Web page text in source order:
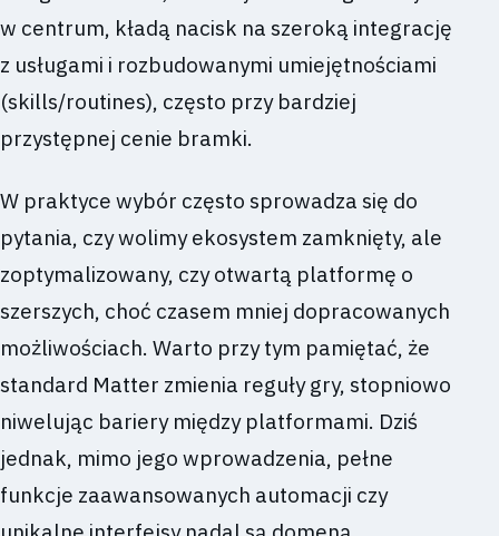
w centrum, kładą nacisk na szeroką integrację
z usługami i rozbudowanymi umiejętnościami
(skills/routines), często przy bardziej
przystępnej cenie bramki.
W praktyce wybór często sprowadza się do
pytania, czy wolimy ekosystem zamknięty, ale
zoptymalizowany, czy otwartą platformę o
szerszych, choć czasem mniej dopracowanych
możliwościach. Warto przy tym pamiętać, że
standard Matter zmienia reguły gry, stopniowo
niwelując bariery między platformami. Dziś
jednak, mimo jego wprowadzenia, pełne
funkcje zaawansowanych automacji czy